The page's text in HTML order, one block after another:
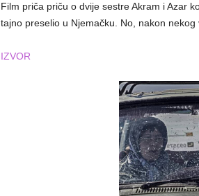
Film priča priču o dvije sestre Akram i Azar
tajno preselio u Njemačku. No, nakon
IZVOR